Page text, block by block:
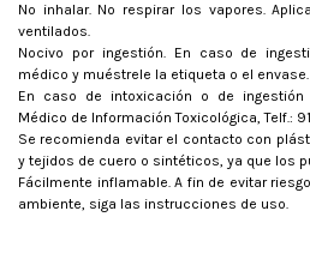
No inhalar. No respirar los vapores.
ventilados.
Nocivo por ingestión. En caso de
médico y muéstrele la etiqueta o el envase.
En caso de intoxicación o de
Médico de Información Toxicológica, Telf.:
Se recomienda evitar el contacto con
y tejidos de cuero o sintéticos, ya que los
Fácilmente inflamable. A fin de evitar
ambiente, siga las instrucciones de uso.